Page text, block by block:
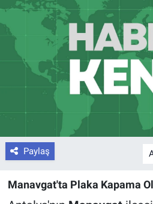
Paylaş
Manavgat'ta Plaka Kapama